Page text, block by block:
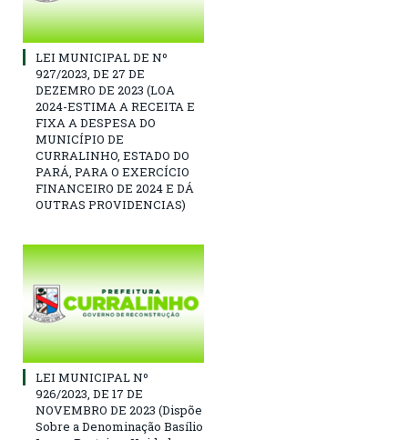
LEI MUNICIPAL DE Nº
927/2023, DE 27 DE
DEZEMRO DE 2023 (LOA
2024-ESTIMA A RECEITA E
FIXA A DESPESA DO
MUNICÍPIO DE
CURRALINHO, ESTADO DO
PARÁ, PARA O EXERCÍCIO
FINANCEIRO DE 2024 E DÁ
OUTRAS PROVIDENCIAS)
LEI MUNICIPAL Nº
926/2023, DE 17 DE
NOVEMBRO DE 2023 (Dispõe
Sobre a Denominação Basílio